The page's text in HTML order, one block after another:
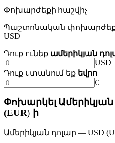
Փոխարժեքի հաշվիչ
Պաշտոնական փոխարժեք:
USD
Դուք ունեք ամերիկյան
USD
Դուք ստանում եք եվրո
€
Փոխարկել Ամերիկյան
(EUR)-ի
Ամերիկյան դոլար — USD